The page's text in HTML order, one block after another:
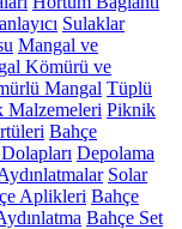
Sulaklar
Mangal ve
Kömürü ve
Mangal Tüplü
Malzemeleri Piknik
Bahçe
Depolama
Solar
Aplikleri Bahçe
Bahçe Set